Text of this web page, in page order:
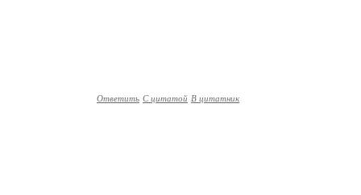
Ответить С цитатой В цитатник